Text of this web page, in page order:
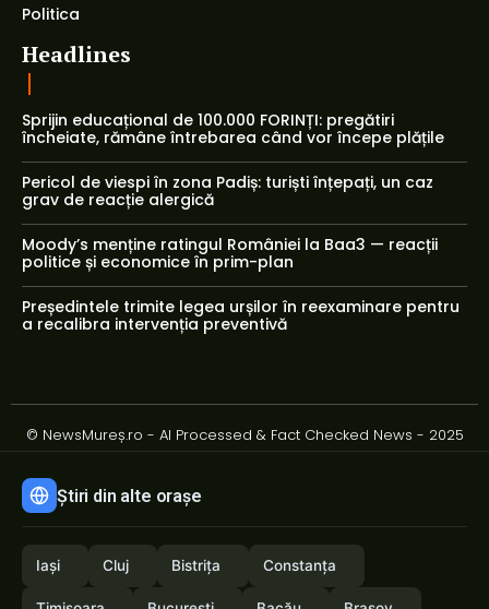
Politica
Headlines
Sprijin educațional de 100.000 FORINȚI: pregătiri
încheiate, rămâne întrebarea când vor începe plățile
Pericol de viespi în zona Padiș: turiști înțepați, un caz
grav de reacție alergică
Moody’s menține ratingul României la Baa3 — reacții
politice și economice în prim-plan
Președintele trimite legea urșilor în reexaminare pentru
a recalibra intervenția preventivă
© NewsMureș.ro - AI Processed & Fact Checked News - 2025
Știri din alte orașe
Iași Cluj Bistrița Constanța